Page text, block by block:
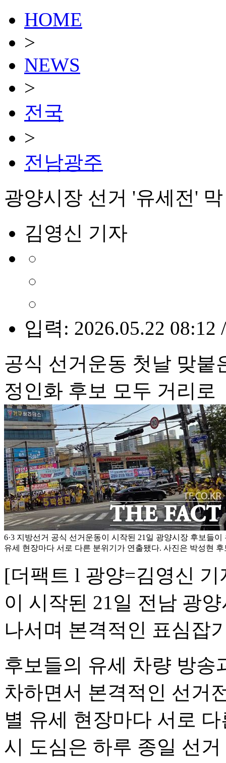
HOME
>
NEWS
>
전국
>
전남광주
광양시장 선거 '유세전'
김영신 기자
입력: 2026.05.22 08:12
공식 선거운동 첫날 맞붙
정인화 후보 모두 거리로
6·3 지방선거 공식 선거운동이 시작된 21일 광양시장 후보들
유세 현장마다 서로 다른 분위기가 연출됐다. 사진은 박성현
[더팩트 l 광양=김영신 기
이 시작된 21일 전남 광
나서며 본격적인 표심잡
후보들의 유세 차량 방송
차하면서 본격적인 선거
별 유세 현장마다 서로
시 도심은 하루 종일 선